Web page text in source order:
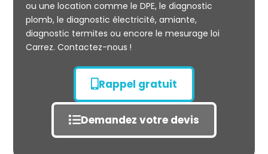
ou une location comme le DPE, le diagnostic
plomb, le diagnostic électricité, amiante,
diagnostic termites ou encore le mesurage loi
Carrez. Contactez-nous !
Rappel gratuit
Demandez votre devis